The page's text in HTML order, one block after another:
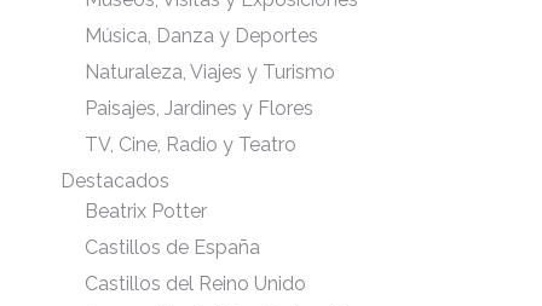
Música, Danza y Deportes
Naturaleza, Viajes y Turismo
Paisajes, Jardines y Flores
TV, Cine, Radio y Teatro
Destacados
Beatrix Potter
Castillos de España
Castillos del Reino Unido